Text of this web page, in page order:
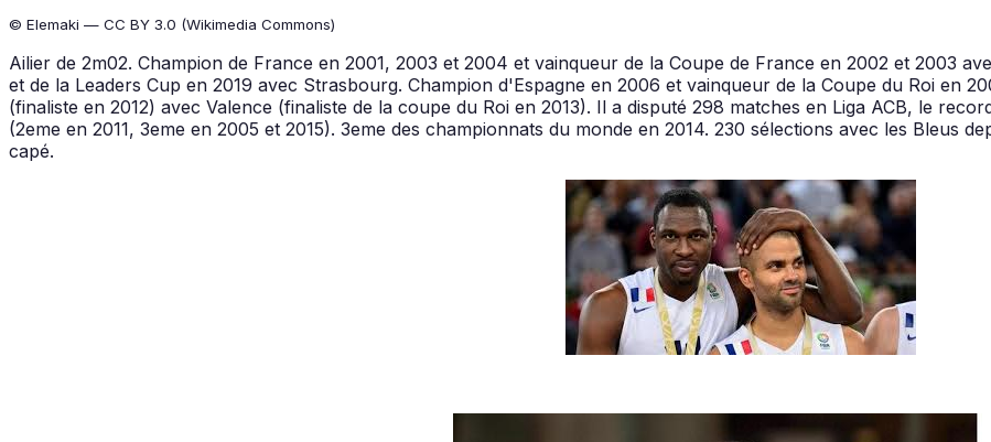
© Elemaki — CC BY 3.0 (Wikimedia Commons)
Ailier de 2m02. Champion de France en 2001, 2003 et 2004 et vainqueur de la Coupe de France en 2002 et 2003
et de la Leaders Cup en 2019 avec Strasbourg. Champion d'Espagne en 2006 et vainqueur de la Coupe du Roi en
(finaliste en 2012) avec Valence (finaliste de la coupe du Roi en 2013). Il a disputé 298 matches en Liga ACB, le
(2eme en 2011, 3eme en 2005 et 2015). 3eme des championnats du monde en 2014. 230 sélections avec les Bleus
capé.